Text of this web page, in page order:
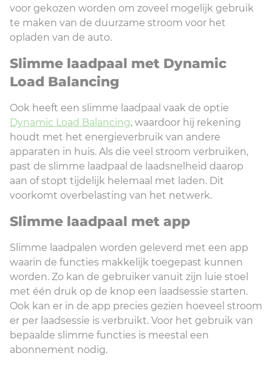
voor gekozen worden om zoveel mogelijk gebruik
te maken van de duurzame stroom voor het
opladen van de auto.
Slimme laadpaal met Dynamic
Load Balancing
Ook heeft een slimme laadpaal vaak de optie
Dynamic Load Balancing, waardoor hij rekening
houdt met het energieverbruik van andere
apparaten in huis. Als die veel stroom verbruiken,
past de slimme laadpaal de laadsnelheid daarop
aan of stopt tijdelijk helemaal met laden. Dit
voorkomt overbelasting van het netwerk.
Slimme laadpaal met app
Slimme laadpalen worden geleverd met een app
waarin de functies makkelijk toegepast kunnen
worden. Zo kan de gebruiker vanuit zijn luie stoel
met één druk op de knop een laadsessie starten.
Ook kan er in de app precies gezien hoeveel stroom
er per laadsessie is verbruikt. Voor het gebruik van
bepaalde slimme functies is meestal een
abonnement nodig.